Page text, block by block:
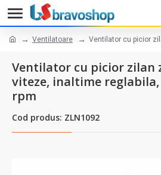
Ventilatoare Ventilator cu picior
Ventilator cu picior zilan
viteze, inaltime reglabila,
rpm
Cod produs: ZLN1092